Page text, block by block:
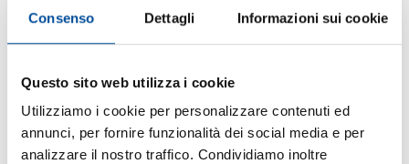
Consenso Dettagli Informazioni sui cookie
Questo sito web utilizza i cookie
Utilizziamo i cookie per personalizzare contenuti ed
annunci, per fornire funzionalità dei social media e per
analizzare il nostro traffico. Condividiamo inoltre